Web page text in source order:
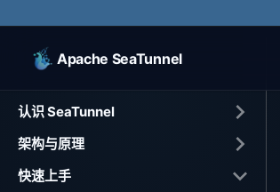
Apache SeaTunnel
认识 SeaTunnel
架构与原理
快速上手